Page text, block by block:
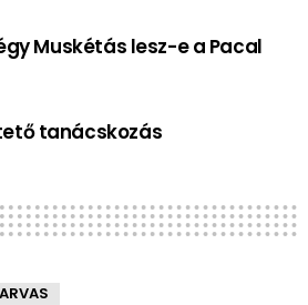
Muskétás lesz-e a Pacal
tanácskozás